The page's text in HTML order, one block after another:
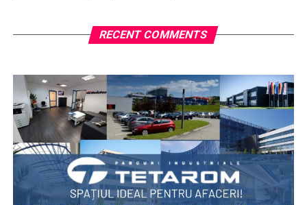
RECENT COMMENTS